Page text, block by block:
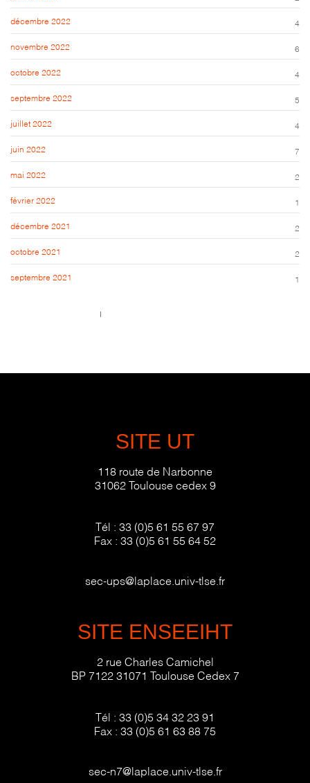
décembre 2022 4
novembre 2022 6
octobre 2022 4
septembre 2022 5
juillet 2022 4
juin 2022 7
mai 2022 2
février 2022 1
décembre 2021 2
octobre 2021 2
septembre 2021 1
SITE UT
118 route de Narbonne
31062 Toulouse cedex 9
Tél : 33 (0)5 61 55 67 97
Fax : 33 (0)5 61 55 64 52
sec-ups@laplace.univ-tlse.fr
SITE ENSEEIHT
2 rue Charles Camichel
BP 7122 31071 Toulouse Cedex 7
Tél : 33 (0)5 34 32 23 91
Fax : 33 (0)5 61 63 88 75
sec-n7@laplace.univ-tlse.fr